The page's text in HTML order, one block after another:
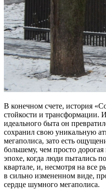
В конечном счете, история
стойкости и трансформации.
идеального быта он
сохранил свою уникальную
мегаполиса, зато есть
большему, чем просто
эпохе, когда люди пытались
квартале, и, несмотря на все
в сильно измененном виде,
сердце шумного мегаполиса.